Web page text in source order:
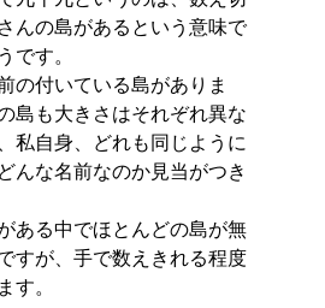
んの島があるという意味で
です。
の付いている島がありま
島も大きさはそれぞれ異な
私自身、どれも同じように
んな名前なのか見当がつき
ある中でほとんどの島が無
すが、手で数えきれる程度
す。